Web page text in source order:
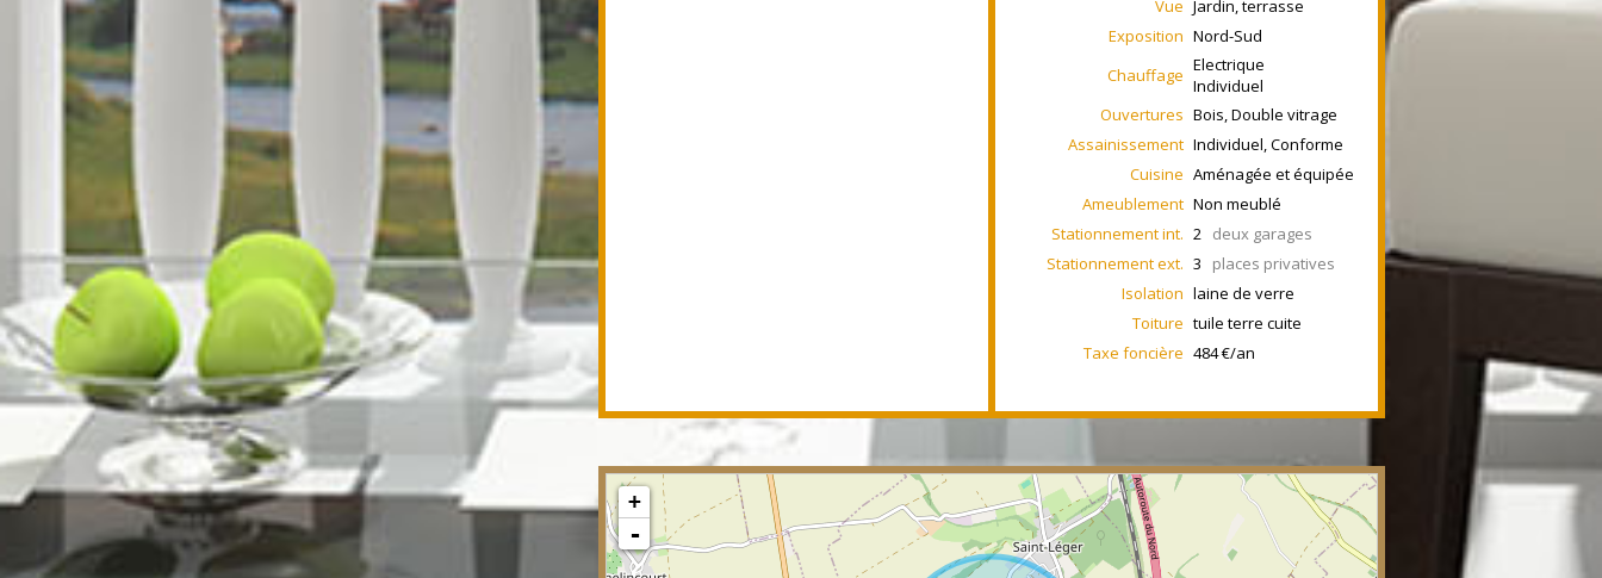
Vue Jardin, terrasse
Exposition Nord-Sud
Chauffage Electrique
Individuel
Ouvertures Bois, Double vitrage
Assainissement Individuel, Conforme
Cuisine Aménagée et équipée
Ameublement Non meublé
Stationnement int. 2 deux garages
Stationnement ext. 3 places privatives
Isolation laine de verre
Toiture tuile terre cuite
Taxe foncière 484 €/an
+
-